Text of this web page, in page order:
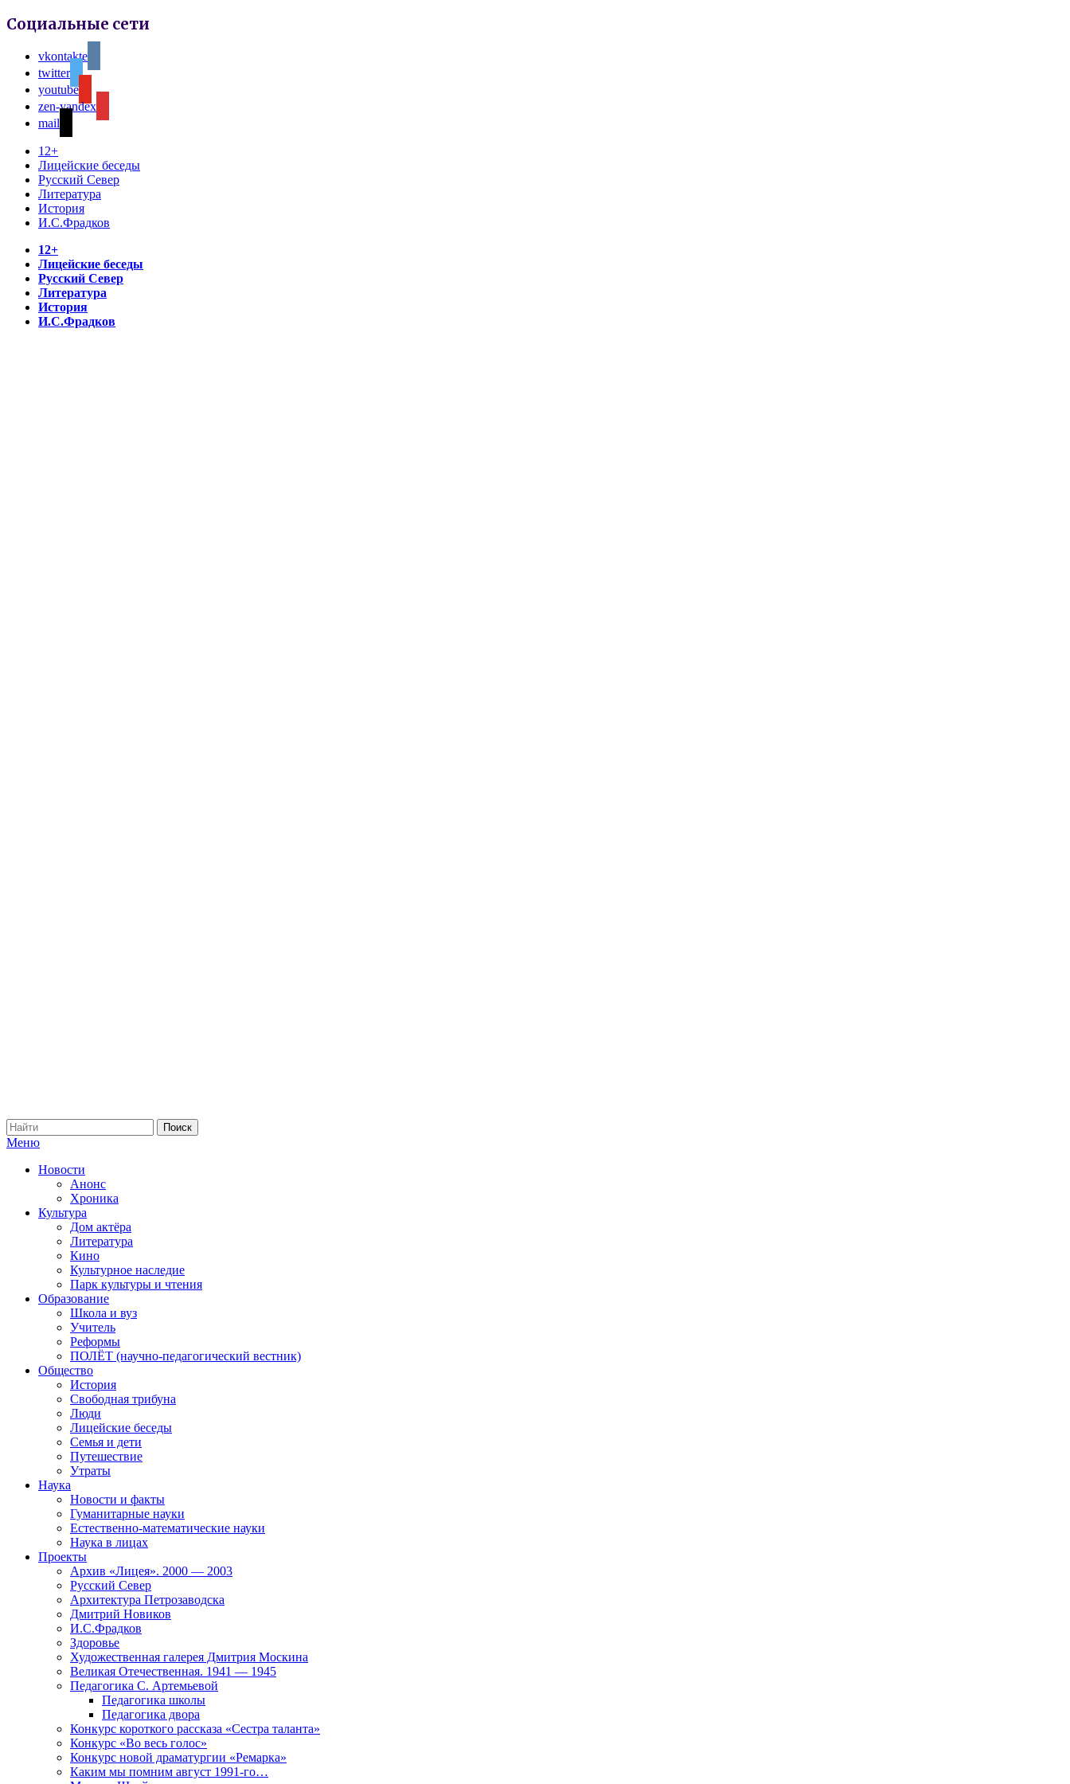
Социальные сети
vkontakte
twitter
youtube
zen-yandex
mail
12+
Лицейские беседы
Русский Север
Литература
История
И.С.Фрадков
12+
Лицейские беседы
Русский Север
Литература
История
И.С.Фрадков
Меню
Новости
Анонс
Хроника
Культура
Дом актёра
Литература
Кино
Культурное наследие
Парк культуры и чтения
Образование
Школа и вуз
Учитель
Реформы
ПОЛЁТ (научно-педагогический вестник)
Общество
История
Свободная трибуна
Люди
Лицейские беседы
Семья и дети
Путешествие
Утраты
Наука
Новости и факты
Гуманитарные науки
Естественно-математические науки
Наука в лицах
Проекты
Архив «Лицея». 2000 — 2003
Русский Север
Архитектура Петрозаводска
Дмитрий Новиков
И.С.Фрадков
Здоровье
Художественная галерея Дмитрия Москина
Великая Отечественная. 1941 — 1945
Педагогика С. Артемьевой
Педагогика школы
Педагогика двора
Конкурс короткого рассказа «Сестра таланта»
Конкурс «Во весь голос»
Конкурс новой драматургии «Ремарка»
Каким мы помним август 1991-го…